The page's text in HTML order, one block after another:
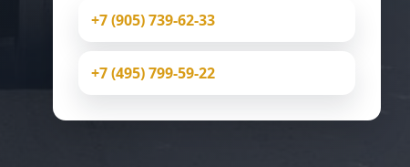
+7 (905) 739-62-33
+7 (495) 799-59-22